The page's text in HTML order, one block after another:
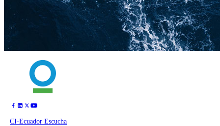
CI-Ecuador Escucha